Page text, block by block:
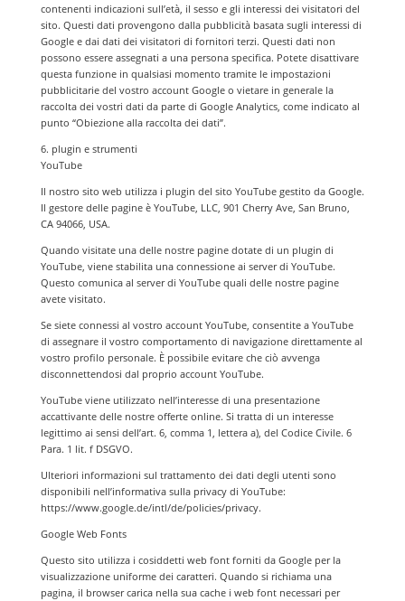
contenenti indicazioni sull’età, il sesso e gli interessi dei visitatori del
sito. Questi dati provengono dalla pubblicità basata sugli interessi di
Google e dai dati dei visitatori di fornitori terzi. Questi dati non
possono essere assegnati a una persona specifica. Potete disattivare
questa funzione in qualsiasi momento tramite le impostazioni
pubblicitarie del vostro account Google o vietare in generale la
raccolta dei vostri dati da parte di Google Analytics, come indicato al
punto “Obiezione alla raccolta dei dati”.
6. plugin e strumenti
YouTube
Il nostro sito web utilizza i plugin del sito YouTube gestito da Google.
Il gestore delle pagine è YouTube, LLC, 901 Cherry Ave, San Bruno,
CA 94066, USA.
Quando visitate una delle nostre pagine dotate di un plugin di
YouTube, viene stabilita una connessione ai server di YouTube.
Questo comunica al server di YouTube quali delle nostre pagine
avete visitato.
Se siete connessi al vostro account YouTube, consentite a YouTube
di assegnare il vostro comportamento di navigazione direttamente al
vostro profilo personale. È possibile evitare che ciò avvenga
disconnettendosi dal proprio account YouTube.
YouTube viene utilizzato nell’interesse di una presentazione
accattivante delle nostre offerte online. Si tratta di un interesse
legittimo ai sensi dell’art. 6, comma 1, lettera a), del Codice Civile. 6
Para. 1 lit. f DSGVO.
Ulteriori informazioni sul trattamento dei dati degli utenti sono
disponibili nell’informativa sulla privacy di YouTube:
https://www.google.de/intl/de/policies/privacy.
Google Web Fonts
Questo sito utilizza i cosiddetti web font forniti da Google per la
visualizzazione uniforme dei caratteri. Quando si richiama una
pagina, il browser carica nella sua cache i web font necessari per